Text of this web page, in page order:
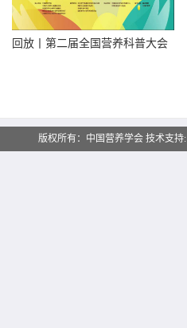
回放丨第二届全国营养科普大会
版权所有：中国营养学会 技术支持: